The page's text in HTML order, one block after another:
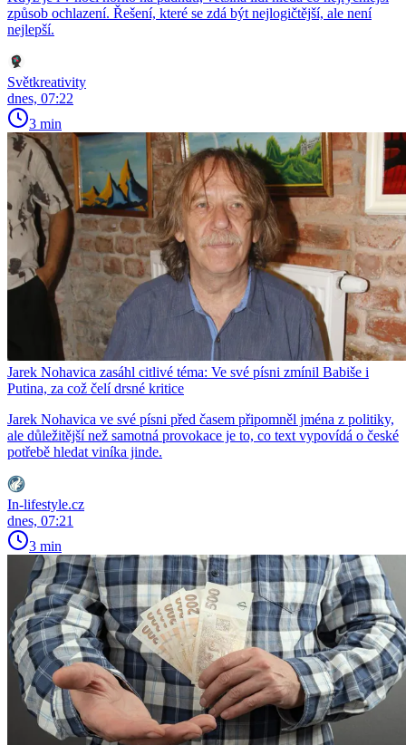
způsob ochlazení. Řešení, které se zdá být nejlogičtější, ale není
nejlepší.
Světkreativity
dnes, 07:22
3 min
Jarek Nohavica zasáhl citlivé téma: Ve své písni zmínil Babiše i
Putina, za což čelí drsné kritice
Jarek Nohavica ve své písni před časem připomněl jména z politiky,
ale důležitější než samotná provokace je to, co text vypovídá o české
potřebě hledat viníka jinde.
In-lifestyle.cz
dnes, 07:21
3 min